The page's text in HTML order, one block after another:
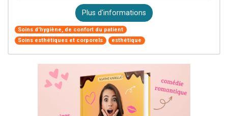
Plus d'informations
Soins d'hygiène, de confort du patient
Soins esthétiques et corporels
esthétique